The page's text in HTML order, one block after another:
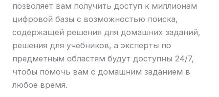
позволяет вам получить доступ к миллионам
цифровой базы с возможностью поиска,
содержащей решения для домашних заданий,
решения для учебников, а эксперты по
предметным областям будут доступны 24/7,
чтобы помочь вам с домашним заданием в
любое время.